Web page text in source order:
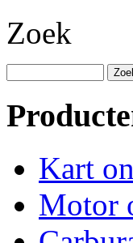
Zoek
Kart
Motor